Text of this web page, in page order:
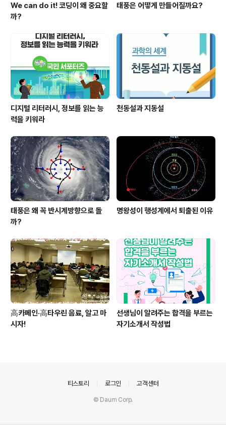
We can do it! 코딩이 왜 중요할
까?
태풍은 어떻게 만들어질까요?
디지털 리터러시, 정보를 읽는 능
력을 키워라
천동설과 지동설
태풍은 왜 꼭 반시계방향으로 돌
까?
명왕성이 행성계에서 퇴출된 이유
高카페인·高타우린 음료, 알고 마
시자!
선생님이 알려주는 합격을 부르는
자기소개서 작성법
티스토리 로그인 고객센터
© Daum Corp.